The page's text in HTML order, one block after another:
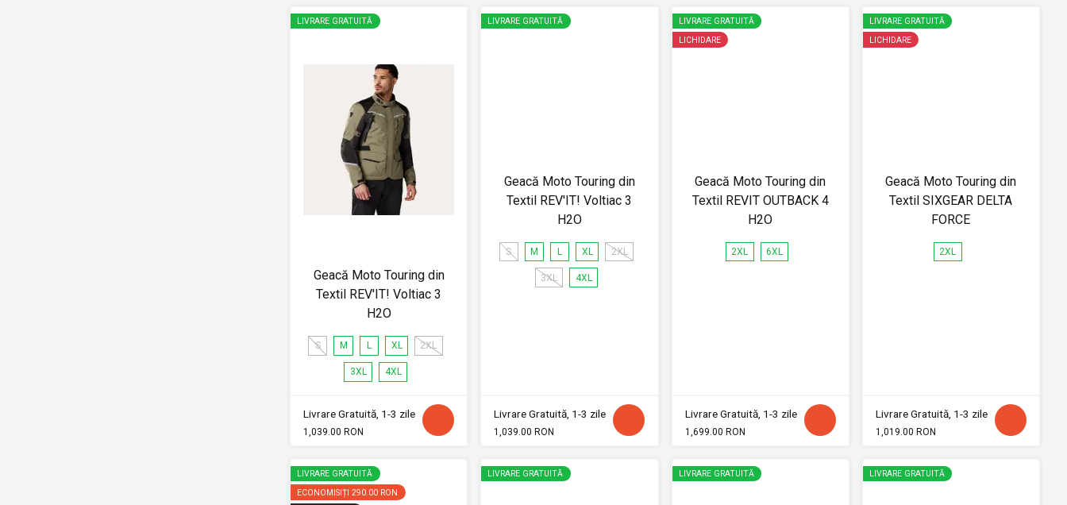
LIVRARE GRATUITĂ
Geacă Moto Touring din
Textil REV'IT! Voltiac 3
H2O
S M L XL 2XL
3XL 4XL
Livrare Gratuită, 1-3 zile
1,039.00 RON
LIVRARE GRATUITĂ
Geacă Moto Touring din
Textil REV'IT! Voltiac 3
H2O
S M L XL 2XL
3XL 4XL
Livrare Gratuită, 1-3 zile
1,039.00 RON
LIVRARE GRATUITĂ
LICHIDARE
Geacă Moto Touring din
Textil REVIT OUTBACK 4
H2O
2XL 6XL
Livrare Gratuită, 1-3 zile
1,699.00 RON
LIVRARE GRATUITĂ
LICHIDARE
Geacă Moto Touring din
Textil SIXGEAR DELTA
FORCE
2XL
Livrare Gratuită, 1-3 zile
1,019.00 RON
LIVRARE GRATUITĂ
ECONOMISIȚI 290.00 RON
LIVRARE GRATUITĂ LIVRARE GRATUITĂ LIVRARE GRATUITĂ